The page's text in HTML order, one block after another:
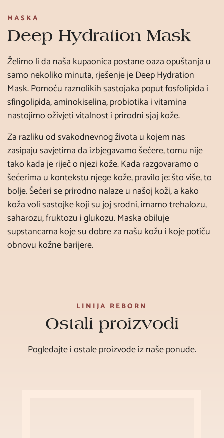
MASKA
Deep Hydration Mask
Želimo li da naša kupaonica postane oaza opuštanja u
samo nekoliko minuta, rješenje je Deep Hydration
Mask. Pomoću raznolikih sastojaka poput fosfolipida i
sfingolipida, aminokiselina, probiotika i vitamina
nastojimo oživjeti vitalnost i prirodni sjaj kože.
Za razliku od svakodnevnog života u kojem nas
zasipaju savjetima da izbjegavamo šećere, tomu nije
tako kada je riječ o njezi kože. Kada razgovaramo o
šećerima u kontekstu njege kože, pravilo je: što više, to
bolje. Šećeri se prirodno nalaze u našoj koži, a kako
koža voli sastojke koji su joj srodni, imamo trehalozu,
saharozu, fruktozu i glukozu. Maska obiluje
supstancama koje su dobre za našu kožu i koje potiču
obnovu kožne barijere.
LINIJA REBORN
Ostali proizvodi
Pogledajte i ostale proizvode iz naše ponude.